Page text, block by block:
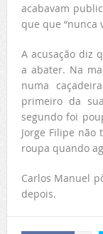
acabavam
que que “nunca
A acusação diz
a abater. Na
numa
primeiro da
segundo foi
Jorge Filipe não
roupa quando
Carlos Manuel
depois.